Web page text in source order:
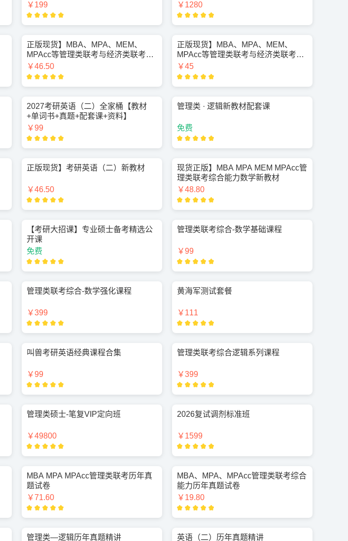
￥199 ￥1280
正版现货】MBA、MPA、MEM、
MPAcc等管理类联考与经济类联考综
合能力逻辑新教材
￥46.50
正版现货】MBA、MPA、MEM、
MPAcc等管理类联考与经济类联考综
合能力写作新教材
￥45
2027考研英语（二）全家桶【教材
+单词书+真题+配套课+资料】
￥99
管理类 · 逻辑新教材配套课
免费
正版现货】考研英语（二）新教材
￥46.50
现货正版】MBA MPA MEM MPAcc管
理类联考综合能力数学新教材
￥48.80
【考研大招课】专业硕士备考精选公
开课
免费
管理类联考综合-数学基础课程
￥99
管理类联考综合-数学强化课程
￥399
黄海军测试套餐
￥111
叫兽考研英语经典课程合集
￥99
管理类联考综合逻辑系列课程
￥399
管理类硕士-笔复VIP定向班
￥49800
2026复试调剂标准班
￥1599
MBA MPA MPAcc管理类联考历年真
题试卷
￥71.60
MBA、MPA、MPAcc管理类联考综合
能力历年真题试卷
￥19.80
管理类—逻辑历年真题精讲
英语（二）历年真题精讲